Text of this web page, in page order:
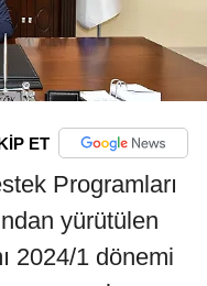
ET
Programları
yürütülen
2024/1 dönemi